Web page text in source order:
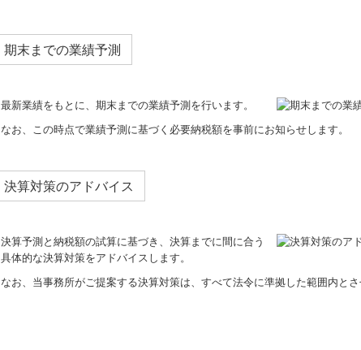
期末までの業績予測
最新業績をもとに、期末までの業績予測を行います。
なお、この時点で業績予測に基づく必要納税額を事前にお知らせします。
決算対策のアドバイス
決算予測と納税額の試算に基づき、決算までに間に合う
具体的な決算対策をアドバイスします。
なお、当事務所がご提案する決算対策は、すべて法令に準拠した範囲内と